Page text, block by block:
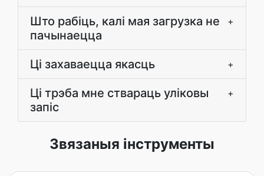
Што рабіць, калі мая загрузка не
пачынаецца
+
Ці захаваецца якасць +
Ці трэба мне ствараць уліковы
запіс
+
Звязаныя інструменты